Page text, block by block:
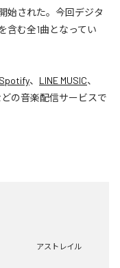
始された。今回デジタ
含む全1曲となってい
Spotify、 LINE MUSIC、
どの音楽配信サービスで
アストレイル